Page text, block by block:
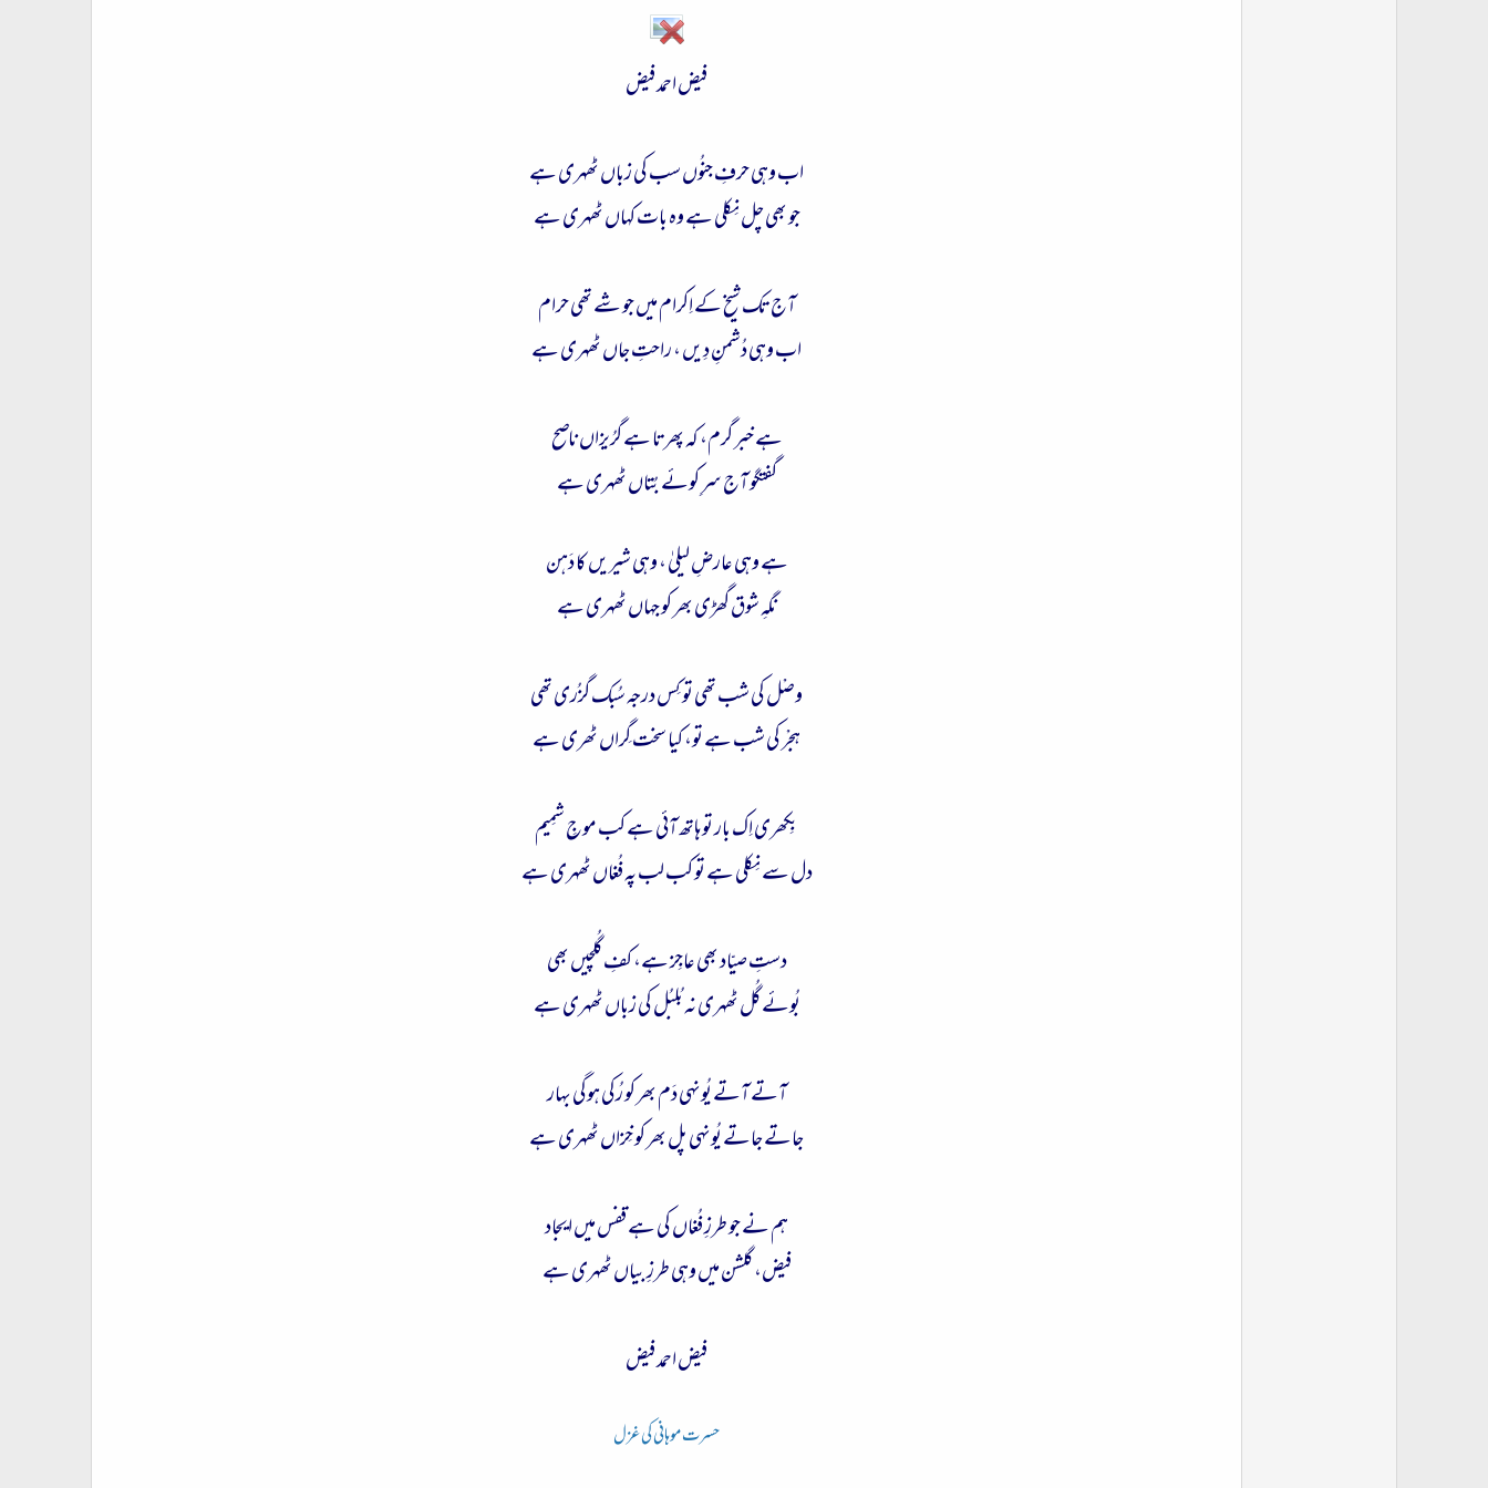
فیض احمد فیض
اب وہی حرفِ جنُوں سب کی زباں ٹھہری ہے
جو بھی چل نِکلی ہے وہ بات کہاں ٹھہری ہے
آج تک شیخ کے اِکرام میں جو شے تھی حرام
اب وہی دُشمنِ دِیں ، راحتِ جاں ٹھہری ہے
ہے خبر گرم، کہ پھرتا ہے گرُیزاں ناصح
گفتگو آج سرِ کوئے بُتاں ٹھہری ہے
ہے وہی عارضِ لیلیٰ ، وہی شیریں کا دَہن
نگہِ شوق گھڑی بھر کو جہاں ٹھہری ہے
وصْل کی شب تھی تو کِس درجہ سُبک گزُری تھی
ہجْر کی شب ہے تو، کیا سخت گِراں ٹھری ہے
بِکھری اِک بار تو ہاتھ آئی ہے کب موجِ شمِیم
دل سے نِکلی ہے تو کب لب پہ فُغاں ٹھہری ہے
دستِ صیّاد بھی عاجِز ہے، کفِ گُلچیں بھی
بُوئے گُل ٹھہری نہ بُلبُل کی زباں ٹھہری ہے
آتے آتے یُونہی دَم بھر کو رُکی ہوگی بہار
جاتے جاتے یُونہی پل بھر کو خِزاں ٹھہری ہے
ہم نے جو طرزِ فُغاں کی ہے قفس میں ایجاد
فیض، گلشن میں وہی طرزِ بیاں ٹھہری ہے
فیض احمد فیض
حسرت موہانی کی غزل